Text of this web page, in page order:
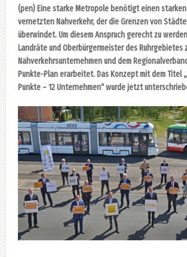
(pen) Eine starke Metropole benötigt einen
vernetzten Nahverkehr, der die Grenzen von
überwindet. Um diesem Anspruch gerecht zu
Landräte und Oberbürgermeister des Ruhrgebietes
Nahverkehrsunternehmen und dem
Punkte-Plan erarbeitet. Das Konzept mit dem Titel
Punkte – 12 Unternehmen“ wurde jetzt